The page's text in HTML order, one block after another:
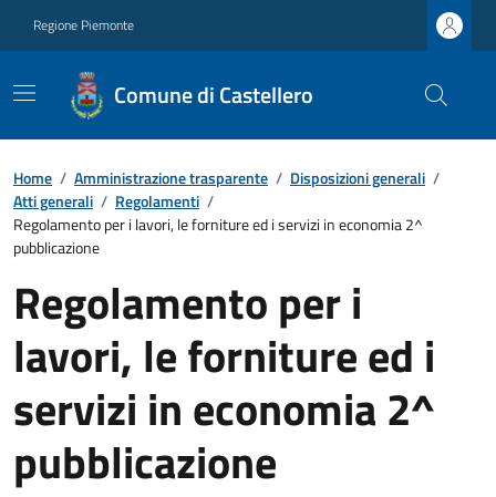
Regione Piemonte
Comune di Castellero
Home / Amministrazione trasparente / Disposizioni generali /
Atti generali / Regolamenti /
Regolamento per i lavori, le forniture ed i servizi in economia 2^
pubblicazione
Regolamento per i
lavori, le forniture ed i
servizi in economia 2^
pubblicazione